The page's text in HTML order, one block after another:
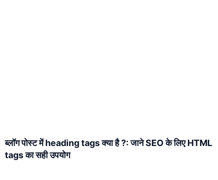
ब्लॉग पोस्ट में heading tags क्या है ?: जाने SEO के लिए HTML
tags का सही उपयोग